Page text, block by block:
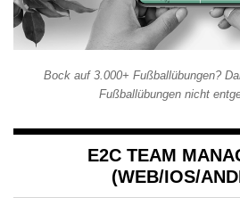
Bock auf 3.000+ Fußballübungen?
Fußballübungen nicht
E2C TEAM
(WEB/IOS/